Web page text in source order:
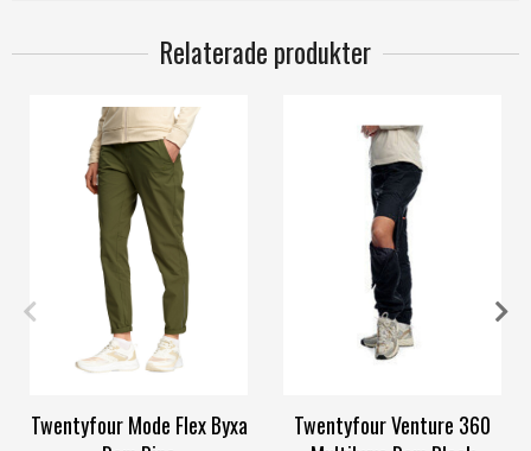
Relaterade produkter
42 48
Twentyfour Mode Flex Byxa
40
Twentyfour Venture 360